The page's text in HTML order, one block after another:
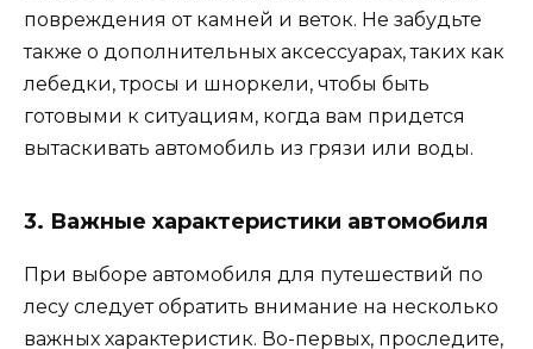
повреждения от камней и веток. Не забудьте
также о дополнительных аксессуарах, таких как
лебедки, тросы и шноркели, чтобы быть
готовыми к ситуациям, когда вам придется
вытаскивать автомобиль из грязи или воды.
3. Важные характеристики автомобиля
При выборе автомобиля для путешествий по
лесу следует обратить внимание на несколько
важных характеристик. Во-первых, проследите,